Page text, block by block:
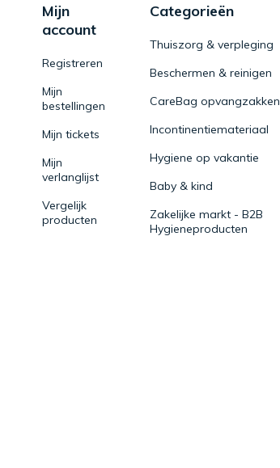
Mijn
account
Registreren
Mijn
bestellingen
Mijn tickets
Mijn
verlanglijst
Vergelijk
producten
Categorieën
Thuiszorg & verpleging
Beschermen & reinigen
CareBag opvangzakken
Incontinentiemateriaal
Hygiene op vakantie
Baby & kind
Zakelijke markt - B2B
Hygieneproducten